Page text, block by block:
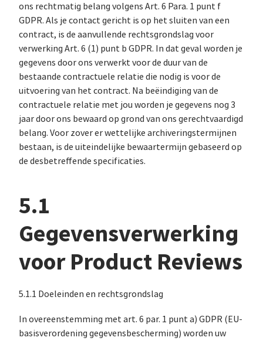
ons rechtmatig belang volgens Art. 6 Para. 1 punt f
GDPR. Als je contact gericht is op het sluiten van een
contract, is de aanvullende rechtsgrondslag voor
verwerking Art. 6 (1) punt b GDPR. In dat geval worden je
gegevens door ons verwerkt voor de duur van de
bestaande contractuele relatie die nodig is voor de
uitvoering van het contract. Na beëindiging van de
contractuele relatie met jou worden je gegevens nog 3
jaar door ons bewaard op grond van ons gerechtvaardigd
belang. Voor zover er wettelijke archiveringstermijnen
bestaan, is de uiteindelijke bewaartermijn gebaseerd op
de desbetreffende specificaties.
5.1
Gegevensverwerking
voor Product Reviews
5.1.1 Doeleinden en rechtsgrondslag
In overeenstemming met art. 6 par. 1 punt a) GDPR (EU-
basisverordening gegevensbescherming) worden uw